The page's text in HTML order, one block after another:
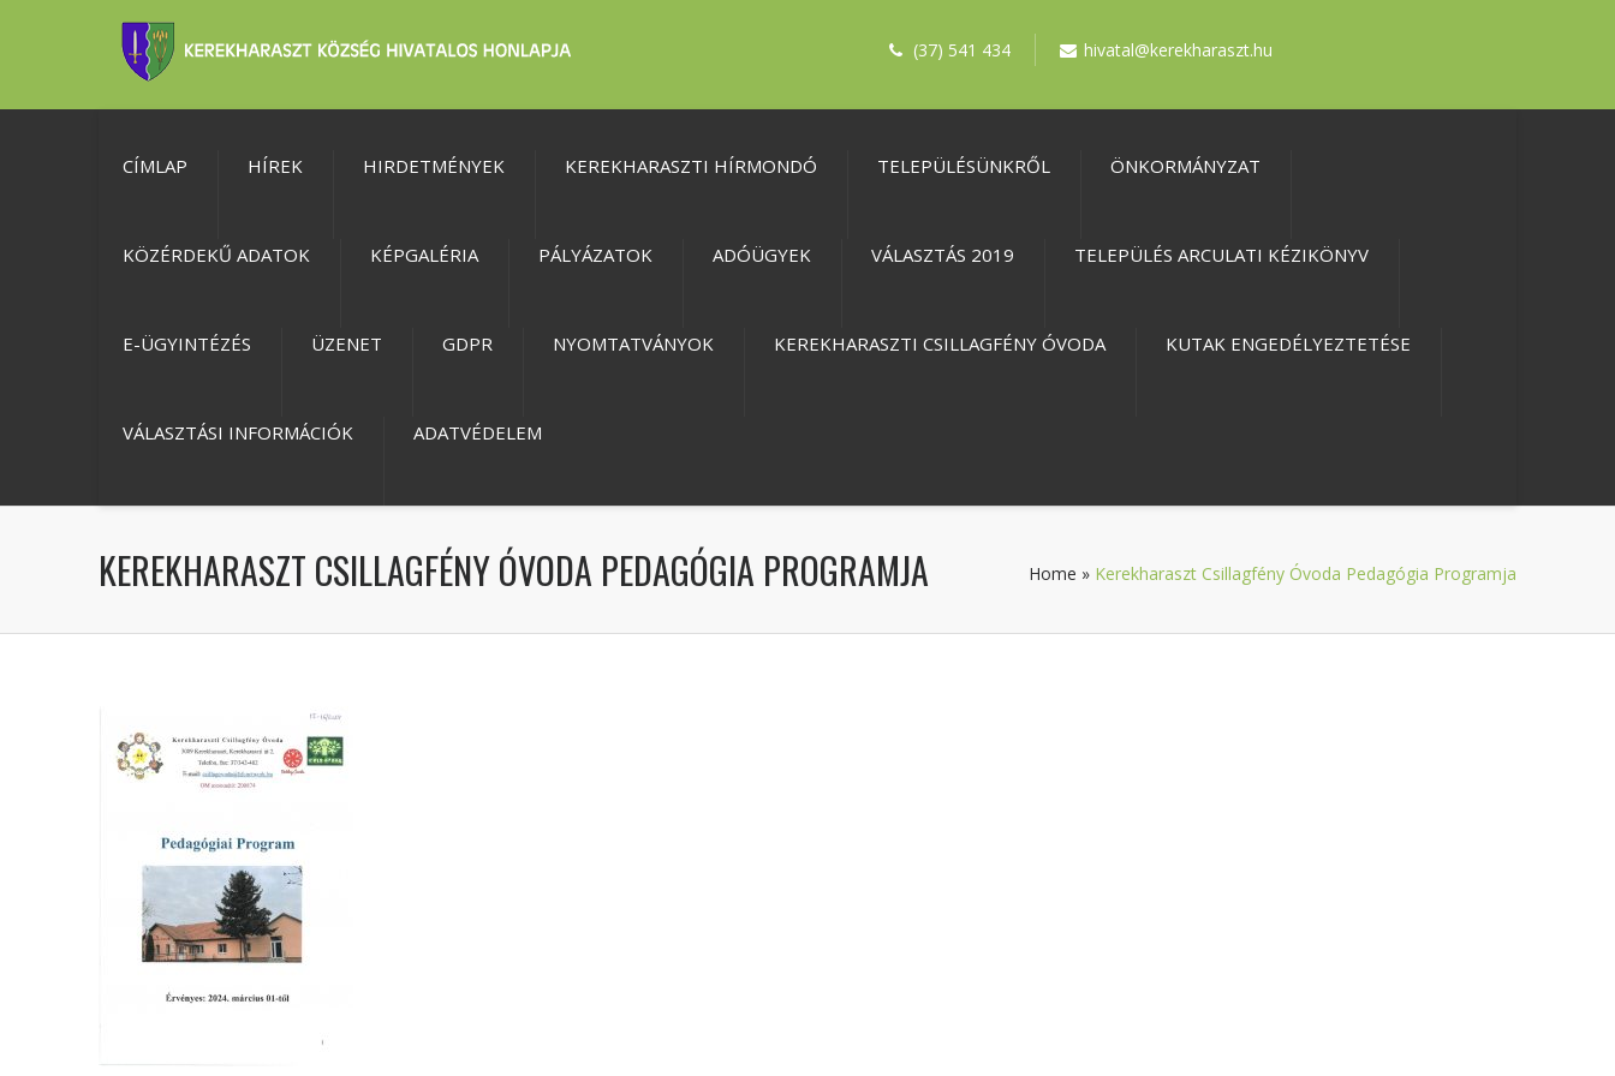
(37) 541 434 hivatal@kerekharaszt.hu
CÍMLAP HÍREK HIRDETMÉNYEK KEREKHARASZTI HÍRMONDÓ TELEPÜLÉSÜNKRŐL ÖNKORMÁNYZAT
KÖZÉRDEKŰ ADATOK KÉPGALÉRIA PÁLYÁZATOK ADÓÜGYEK VÁLASZTÁS 2019 TELEPÜLÉS ARCULATI KÉZIKÖNYV
E-ÜGYINTÉZÉS ÜZENET GDPR NYOMTATVÁNYOK KEREKHARASZTI CSILLAGFÉNY ÓVODA KUTAK ENGEDÉLYEZTETÉSE
VÁLASZTÁSI INFORMÁCIÓK ADATVÉDELEM
KEREKHARASZT CSILLAGFÉNY ÓVODA PEDAGÓGIA PROGRAMJA Home » Kerekharaszt Csillagfény Óvoda Pedagógia Programja